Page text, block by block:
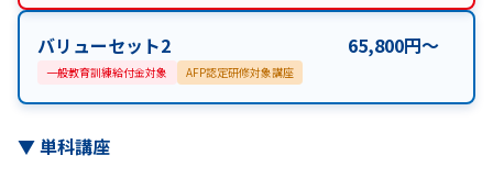
バリューセット2 65,800円〜
一般教育訓練給付金対象 AFP認定研修対象講座
▼単科講座